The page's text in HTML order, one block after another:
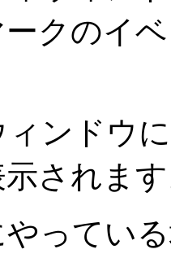
クのイ
ンドウ
示されま
ってい